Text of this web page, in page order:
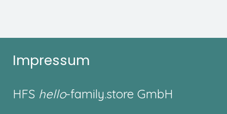
Impressum
HFS hello-family.store GmbH